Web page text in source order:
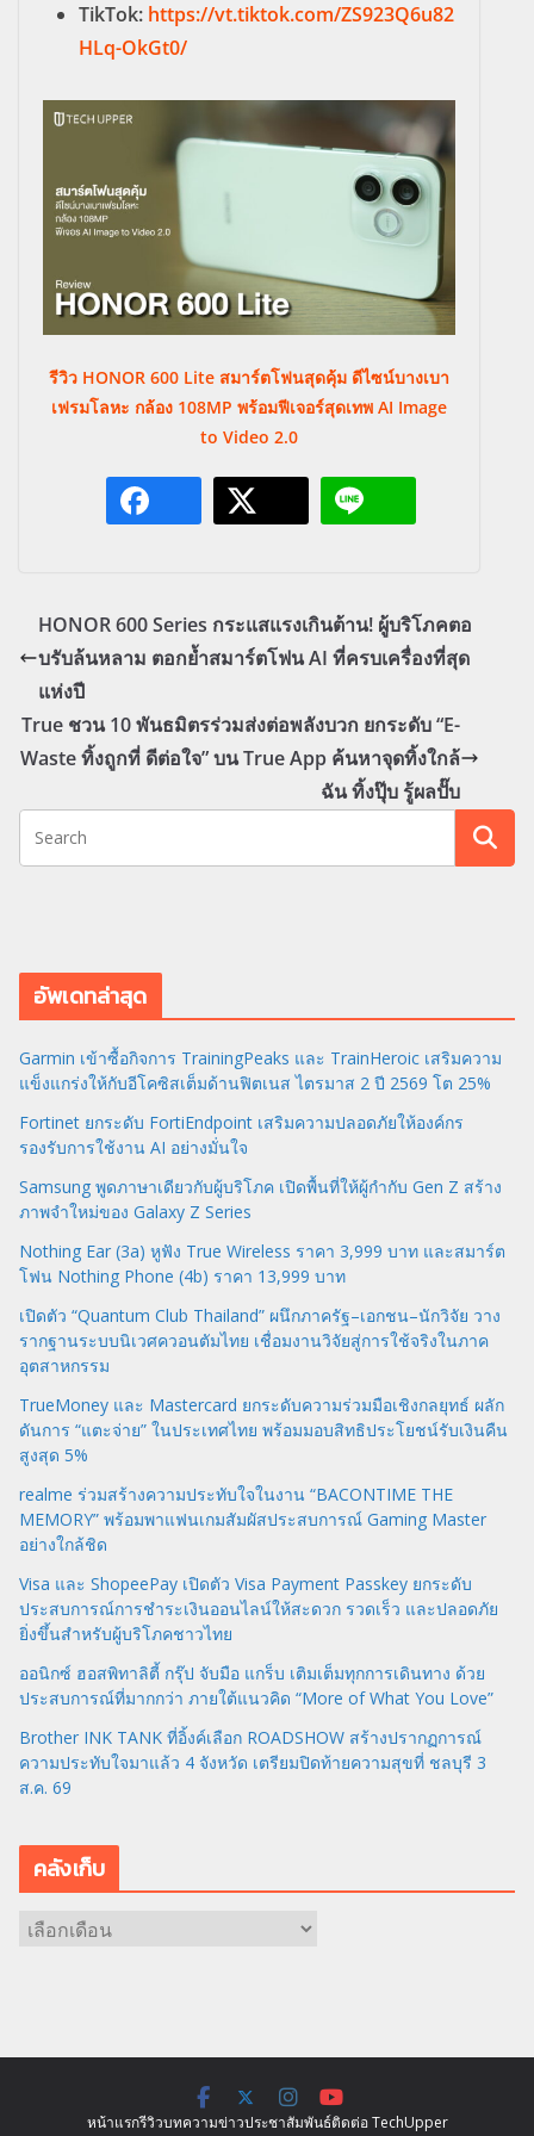
TikTok: https://vt.tiktok.com/ZS923Q6u82
HLq-OkGt0/
รีวิว HONOR 600 Lite สมาร์ตโฟนสุดคุ้ม ดีไซน์บางเบา
เฟรมโลหะ กล้อง 108MP พร้อมฟีเจอร์สุดเทพ AI Image
to Video 2.0
HONOR 600 Series กระแสแรงเกินต้าน! ผู้บริโภคตอ
บรับล้นหลาม ตอกย้ำสมาร์ตโฟน AI ที่ครบเครื่องที่สุด
แห่งปี
True ชวน 10 พันธมิตรร่วมส่งต่อพลังบวก ยกระดับ “E-
Waste ทิ้งถูกที่ ดีต่อใจ” บน True App ค้นหาจุดทิ้งใกล้
ฉัน ทิ้งปุ๊บ รู้ผลปั๊บ
อัพเดทล่าสุด
Garmin เข้าซื้อกิจการ TrainingPeaks และ TrainHeroic เสริมความ
แข็งแกร่งให้กับอีโคซิสเต็มด้านฟิตเนส ไตรมาส 2 ปี 2569 โต 25%
Fortinet ยกระดับ FortiEndpoint เสริมความปลอดภัยให้องค์กร
รองรับการใช้งาน AI อย่างมั่นใจ
Samsung พูดภาษาเดียวกับผู้บริโภค เปิดพื้นที่ให้ผู้กำกับ Gen Z สร้าง
ภาพจำใหม่ของ Galaxy Z Series
Nothing Ear (3a) หูฟัง True Wireless ราคา 3,999 บาท และสมาร์ต
โฟน Nothing Phone (4b) ราคา 13,999 บาท
เปิดตัว “Quantum Club Thailand” ผนึกภาครัฐ–เอกชน–นักวิจัย วาง
รากฐานระบบนิเวศควอนตัมไทย เชื่อมงานวิจัยสู่การใช้จริงในภาค
อุตสาหกรรม
TrueMoney และ Mastercard ยกระดับความร่วมมือเชิงกลยุทธ์ ผลัก
ดันการ “แตะจ่าย” ในประเทศไทย พร้อมมอบสิทธิประโยชน์รับเงินคืน
สูงสุด 5%
realme ร่วมสร้างความประทับใจในงาน “BACONTIME THE
MEMORY” พร้อมพาแฟนเกมสัมผัสประสบการณ์ Gaming Master
อย่างใกล้ชิด
Visa และ ShopeePay เปิดตัว Visa Payment Passkey ยกระดับ
ประสบการณ์การชำระเงินออนไลน์ให้สะดวก รวดเร็ว และปลอดภัย
ยิ่งขึ้นสำหรับผู้บริโภคชาวไทย
ออนิกซ์ ฮอสพิทาลิตี้ กรุ๊ป จับมือ แกร็บ เติมเต็มทุกการเดินทาง ด้วย
ประสบการณ์ที่มากกว่า ภายใต้แนวคิด “More of What You Love”
Brother INK TANK ที่อิ้งค์เลือก ROADSHOW สร้างปรากฏการณ์
ความประทับใจมาแล้ว 4 จังหวัด เตรียมปิดท้ายความสุขที่ ชลบุรี 3
ส.ค. 69
คลังเก็บ
หน้าแรกรีวิวบทความข่าวประชาสัมพันธ์ติดต่อ TechUpper